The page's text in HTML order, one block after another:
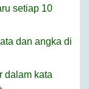
setiap 10
dan angka di
dalam kata